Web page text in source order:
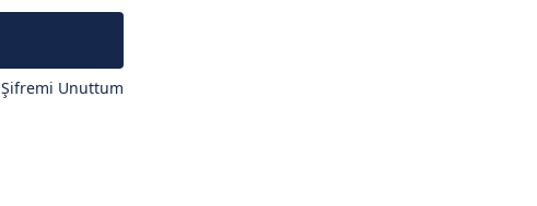
Şifremi Unuttum